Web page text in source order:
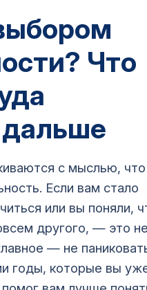
Что
дальше
с мыслью, что
Если вам стало
или вы поняли,
другого, — это
— не
годы, которые вы